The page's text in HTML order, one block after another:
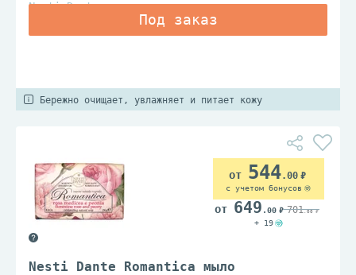
Nesti Dante
Бережно очищает, увлажняет и питает кожу
Nesti Dante Romantica мыло
544.00
с учетом бонусов
649 .00 701.00
+ 19